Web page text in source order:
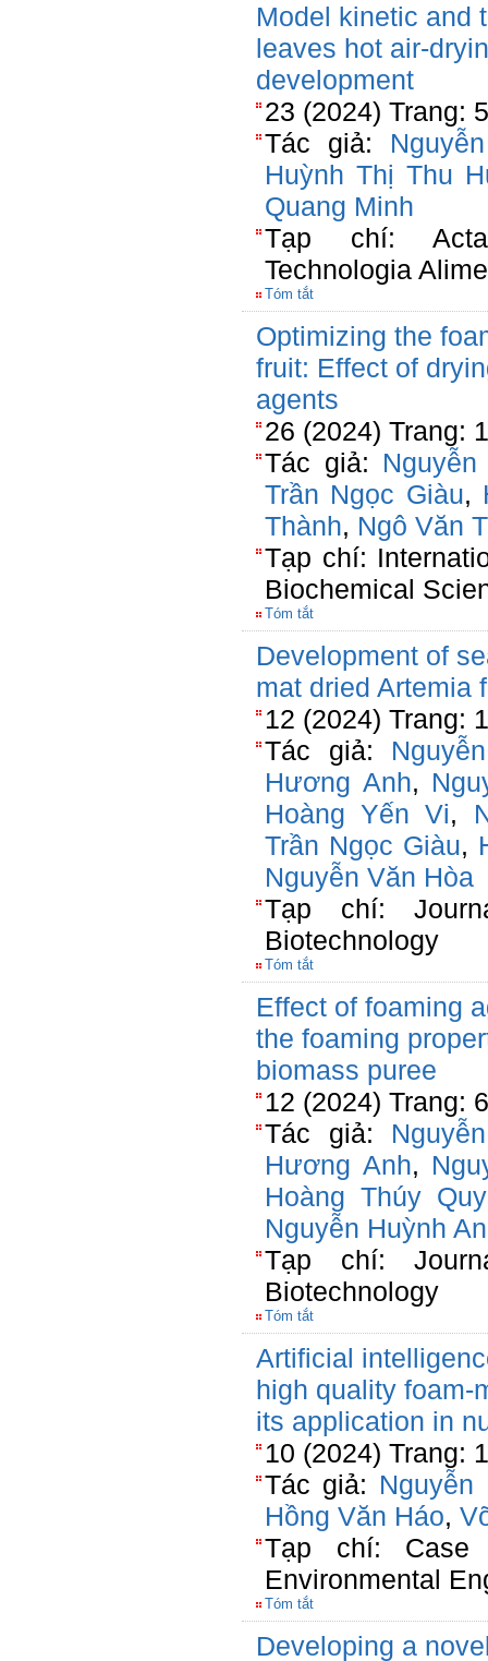
Model kinetic and
leaves hot air-
development
23 (2024) Trang:
Tác giả:
Huỳnh Thị Thu
Quang Minh
Tạp chí: Acta
Technologia
Tóm tắt
Optimizing the
fruit: Effect of
agents
26 (2024) Trang:
Tác giả:
Trần Ngọc Giàu,
Thành, Ngô Văn
Tạp chí:
Biochemical
Tóm tắt
Development of
mat dried Artemia
12 (2024) Trang:
Tác giả:
Hương Anh,
Hoàng Yến Vi,
Trần Ngọc Giàu,
Nguyễn Văn Hòa
Tạp chí:
Biotechnology
Tóm tắt
Effect of foaming
the foaming
biomass puree
12 (2024) Trang:
Tác giả:
Hương Anh,
Hoàng Thúy
Nguyễn Huỳnh
Tạp chí:
Biotechnology
Tóm tắt
Artificial
high quality foam-
its application in
10 (2024) Trang:
Tác giả: Nguyễn
Hồng Văn Háo,
Tạp chí: Case
Environmental
Tóm tắt
Developing a